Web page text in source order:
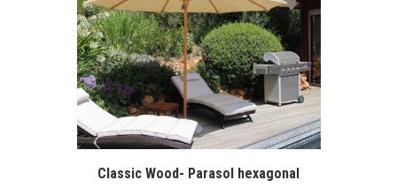
Classic Wood- Parasol hexagonal